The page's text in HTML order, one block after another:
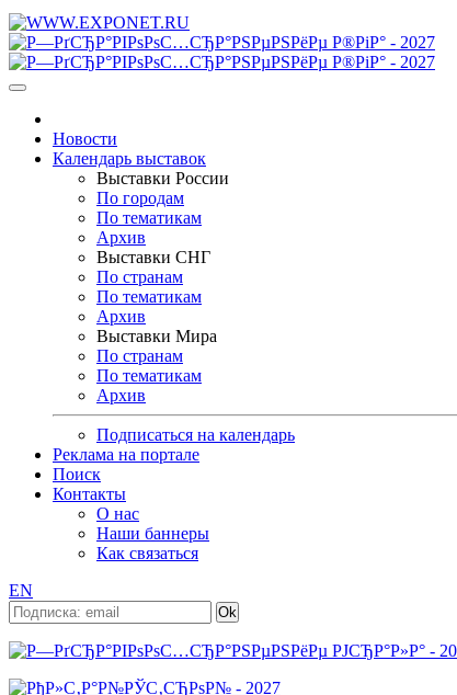
Новости
Календарь выставок
Выставки России
По городам
По тематикам
Архив
Выставки СНГ
По странам
По тематикам
Архив
Выставки Мира
По странам
По тематикам
Архив
Подписаться на календарь
Реклама на портале
Поиск
Контакты
О нас
Наши баннеры
Как связаться
EN